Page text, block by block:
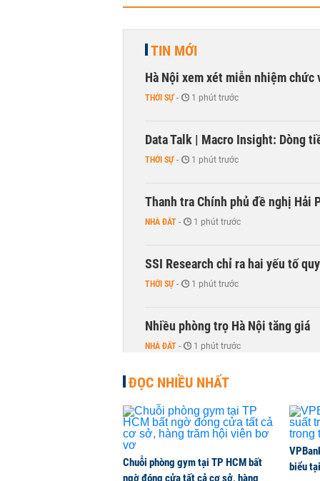
TIN MỚI
Hà Nội xem xét miễn nhiệm chức
THỜI SỰ - 1 phút trước
Data Talk | Macro Insight: Dòng
THỜI SỰ - 1 phút trước
Thanh tra Chính phủ đề nghị Hải
NHÀ ĐẤT - 1 phút trước
SSI Research chỉ ra hai yếu tố
THỜI SỰ - 1 phút trước
Nhiều phòng trọ Hà Nội tăng giá
NHÀ ĐẤT - 1 phút trước
Ông Trump sắp có quyền tùy ý
QUỐC TẾ - 1 phút trước
Hà Nội dự kiến sáp nhập, tổ
THỜI SỰ - 1 phút trước
ĐỌC NHIỀU NHẤT
Chuỗi phòng gym tại TP HCM bất
ngờ đóng cửa tất cả cơ sở, hàng
biểu